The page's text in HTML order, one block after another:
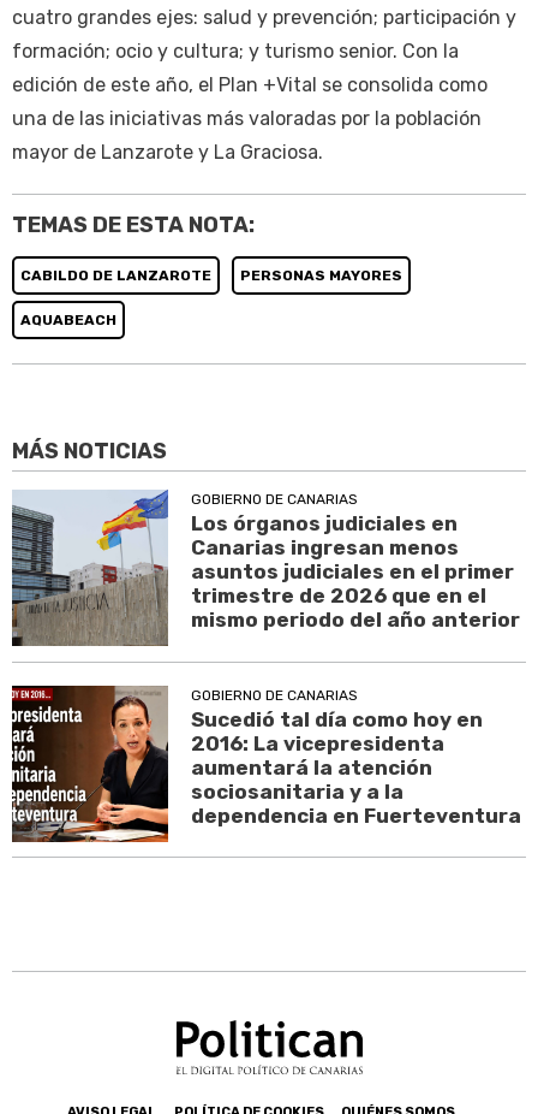
cuatro grandes ejes: salud y prevención; participación y
formación; ocio y cultura; y turismo senior. Con la
edición de este año, el Plan +Vital se consolida como
una de las iniciativas más valoradas por la población
mayor de Lanzarote y La Graciosa.
TEMAS DE ESTA NOTA:
CABILDO DE LANZAROTE PERSONAS MAYORES
AQUABEACH
MÁS NOTICIAS
GOBIERNO DE CANARIAS
Los órganos judiciales en
Canarias ingresan menos
asuntos judiciales en el primer
trimestre de 2026 que en el
mismo periodo del año anterior
GOBIERNO DE CANARIAS
Sucedió tal día como hoy en
2016: La vicepresidenta
aumentará la atención
sociosanitaria y a la
dependencia en Fuerteventura